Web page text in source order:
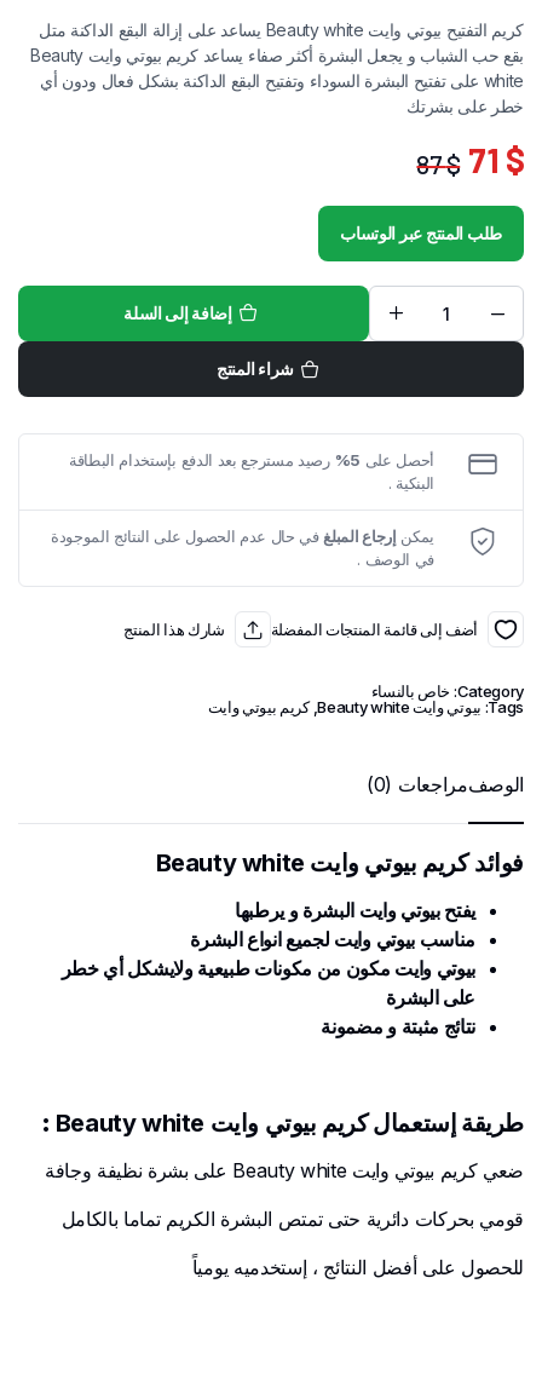
كريم التفتيح بيوتي وايت Beauty white يساعد على إزالة البقع الداكنة متل
بقع حب الشباب و يجعل البشرة أكثر صفاء يساعد كريم بيوتي وايت Beauty
white على تفتيح البشرة السوداء وتفتيح البقع الداكنة بشكل فعال ودون أي
خطر على بشرتك
87$
الأصلي
هو:
87 $.
71 $
الحالي
هو:
71 $.
طلب المنتج عبر الوتساب
كريم
بيوتي
وايت
white
إضافة إلى السلة
شراء المنتج
أحصل على 5%
رصيد مسترجع بعد الدفع بإستخدام البطاقة
البنكية .
يمكن إرجاع المبلغ في حال عدم الحصول على النتائج الموجودة
في الوصف .
أضف إلى قائمة المنتجات المفضلة شارك هذا المنتج
Category: خاص بالنساء
Tags: بيوتي وايت Beauty white ,كريم بيوتي وايت
الوصفمراجعات (0)
فوائد كريم بيوتي وايت Beauty white
يفتح بيوتي وايت البشرة و يرطبها
مناسب بيوتي وايت لجميع انواع البشرة
بيوتي وايت مكون من مكونات طبيعية ولايشكل أي خطر
على البشرة
نتائج مثبتة و مضمونة
طريقة إستعمالكريم بيوتي وايت Beauty white :
ضعي كريم بيوتي وايت Beauty white على بشرة نظيفة وجافة
قومي بحركات دائرية حتى تمتص البشرة الكريم تماما بالكامل
للحصول على أفضل النتائج ، إستخدميه يومياً